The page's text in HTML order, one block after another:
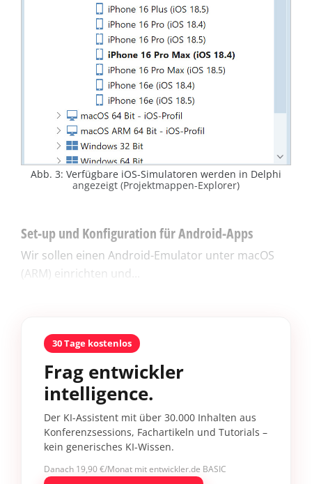
Abb. 3: Verfügbare iOS-Simulatoren werden in Delphi
angezeigt (Projektmappen-Explorer)
Set-up und Konfiguration für Android-Apps
Wir sollen einen Android-Emulator unter macOS
(ARM) einrichten und...
30 Tage kostenlos
Frag entwickler
intelligence.
Der KI-Assistent mit über 30.000 Inhalten aus
Konferenzsessions, Fachartikeln und Tutorials –
kein generisches KI-Wissen.
Danach 19,90 €/Monat mit entwickler.de BASIC